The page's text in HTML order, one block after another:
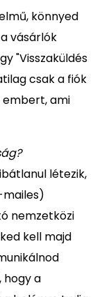
könnyed
vásárlók
"Visszaküldés
csak a fiók
embert, ami
létezik,
nemzetközi
kell majd
hogy a